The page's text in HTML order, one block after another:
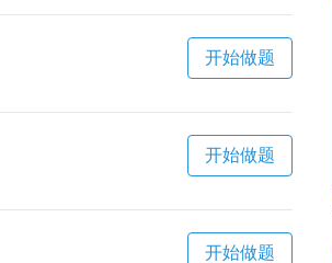
开始做题
开始做题
开始做题